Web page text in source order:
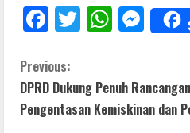
F
ac
e
b
o
T
w
er
W
h
s
A
M
e
e
n
C
o
Previous:
DPRD Dukung Penuh
Pengentasan Kemiskinan dan